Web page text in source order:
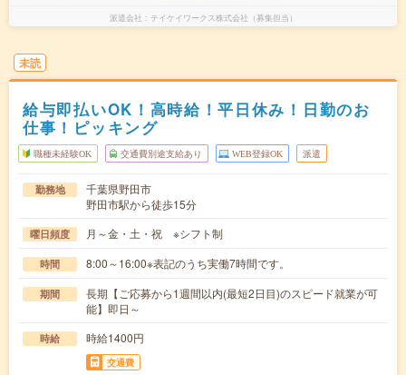
派遣会社 テイケイワークス株式会社（募集担当）
未読
給与即払いOK！高時給！平日休み！日勤のお
仕事！ピッキング
職種未経験OK 交通費別途支給あり WEB登録OK 派遣
勤務地
千葉県野田市
野田市駅から徒歩15分
曜日頻度 月～金・土・祝 ※シフト制
時間 8:00～16:00※表記のうち実働7時間です。
期間
長期【ご応募から1週間以内(最短2日目)のスピード就業が可
能】即日～
時給 時給1400円
交通費